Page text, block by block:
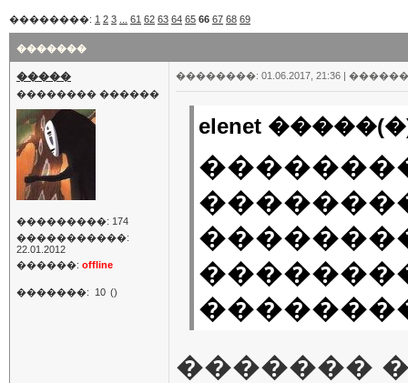
��������: 1 2 3 61 62 63 64 65 66 67 68 69
�������
�����
�������� ������
���������: 174
�����������:
22.01.2012
������: offline
�������: 10 ()
��������: 01.06.2017, 21:36 |
elenet
�������